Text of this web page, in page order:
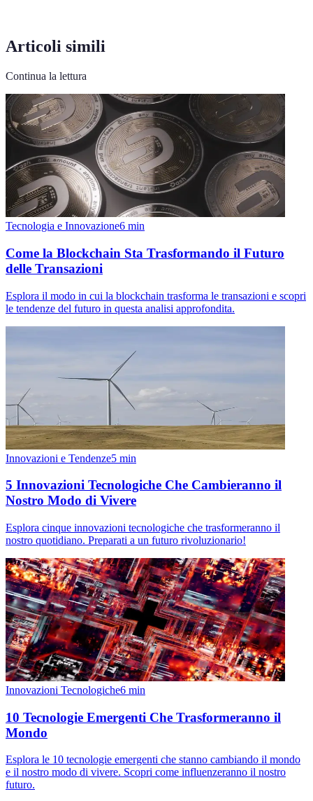
Articoli simili
Continua la lettura
Tecnologia e Innovazione6 min
Come la Blockchain Sta Trasformando il Futuro
delle Transazioni
Esplora il modo in cui la blockchain trasforma le transazioni e scopri
le tendenze del futuro in questa analisi approfondita.
Innovazioni e Tendenze5 min
5 Innovazioni Tecnologiche Che Cambieranno il
Nostro Modo di Vivere
Esplora cinque innovazioni tecnologiche che trasformeranno il
nostro quotidiano. Preparati a un futuro rivoluzionario!
Innovazioni Tecnologiche6 min
10 Tecnologie Emergenti Che Trasformeranno il
Mondo
Esplora le 10 tecnologie emergenti che stanno cambiando il mondo
e il nostro modo di vivere. Scopri come influenzeranno il nostro
futuro.